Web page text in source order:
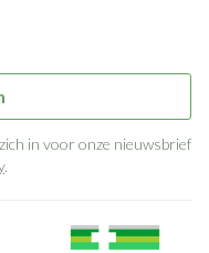
in voor onze nieuwsbrief
.